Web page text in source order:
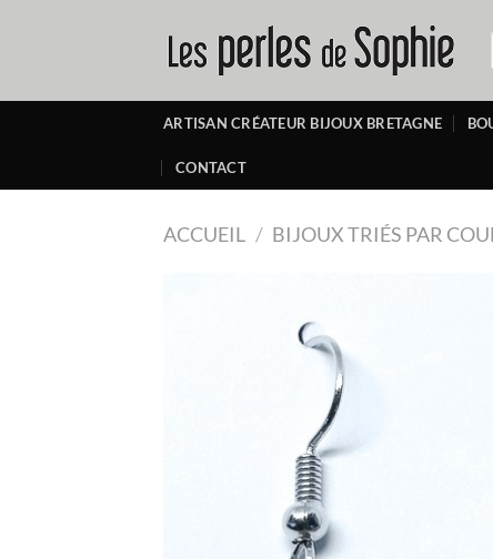
ARTISAN CRÉATEUR BIJOUX BRETAGNE
CONTACT
ACCUEIL / BIJOUX TRIÉS PAR